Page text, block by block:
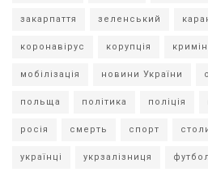
закарпаття зеленський
коронавірус корупція
мобілізація новини України
польща політика поліція
росія смерть спорт
українці укрзалізниця футбол